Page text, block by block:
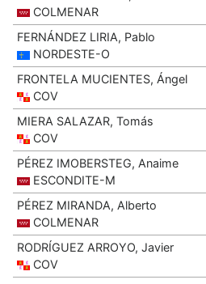
COLMENAR
FERNÁNDEZ LIRIA, Pablo
NORDESTE-O
FRONTELA MUCIENTES, Ángel
COV
MIERA SALAZAR, Tomás
COV
PÉREZ IMOBERSTEG, Anaime
ESCONDITE-M
PÉREZ MIRANDA, Alberto
COLMENAR
RODRÍGUEZ ARROYO, Javier
COV